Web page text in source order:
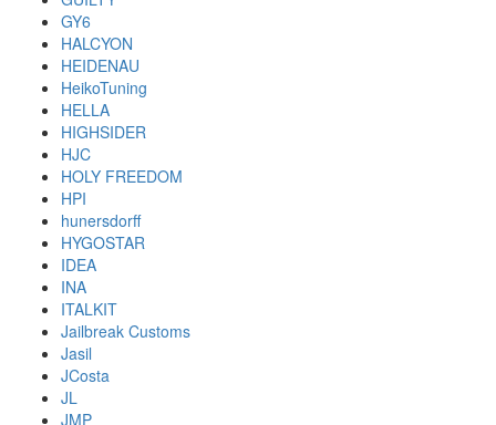
GY6
HALCYON
HEIDENAU
HeikoTuning
HELLA
HIGHSIDER
HJC
HOLY FREEDOM
HPI
hunersdorff
HYGOSTAR
IDEA
INA
ITALKIT
Jailbreak Customs
Jasil
JCosta
JL
JMP